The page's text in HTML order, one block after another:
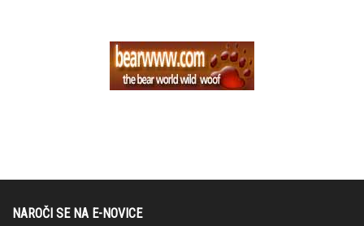
NAROČI SE NA E-NOVICE